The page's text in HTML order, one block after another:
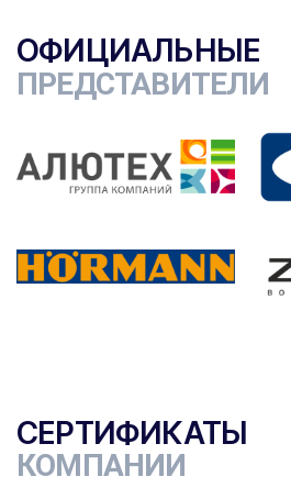
ОФИЦИАЛЬНЫЕ
ПРЕДСТАВИТЕЛИ
СЕРТИФИКАТЫ
КОМПАНИИ